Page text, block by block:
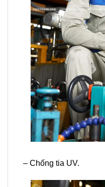
– Chống tia UV.